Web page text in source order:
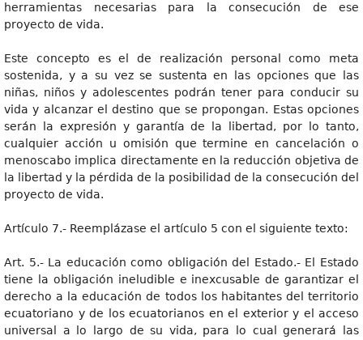
herramientas necesarias para la consecución de ese
proyecto de vida.
Este concepto es el de realización personal como meta
sostenida, y a su vez se sustenta en las opciones que las
niñas, niños y adolescentes podrán tener para conducir su
vida y alcanzar el destino que se propongan. Estas opciones
serán la expresión y garantía de la libertad, por lo tanto,
cualquier acción u omisión que termine en cancelación o
menoscabo implica directamente en la reducción objetiva de
la libertad y la pérdida de la posibilidad de la consecución del
proyecto de vida.
Artículo 7.- Reemplázase el artículo 5 con el siguiente texto:
Art. 5.- La educación como obligación del Estado.- El Estado
tiene la obligación ineludible e inexcusable de garantizar el
derecho a la educación de todos los habitantes del territorio
ecuatoriano y de los ecuatorianos en el exterior y el acceso
universal a lo largo de su vida, para lo cual generará las